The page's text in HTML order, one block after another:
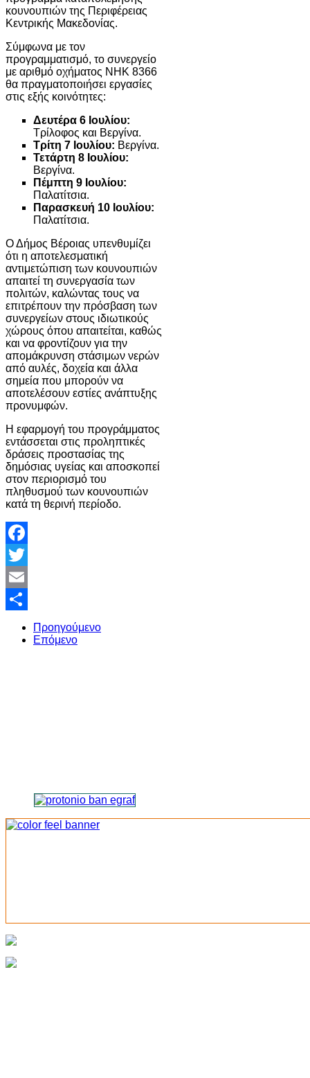
κουνουπιών της Περιφέρειας
Κεντρικής Μακεδονίας.
Σύμφωνα με τον
προγραμματισμό, το συνεργείο
με αριθμό οχήματος ΝΗΚ 8366
θα πραγματοποιήσει εργασίες
στις εξής κοινότητες:
Δευτέρα 6 Ιουλίου:
Τρίλοφος και Βεργίνα.
Τρίτη 7 Ιουλίου: Βεργίνα.
Τετάρτη 8 Ιουλίου:
Βεργίνα.
Πέμπτη 9 Ιουλίου:
Παλατίτσια.
Παρασκευή 10 Ιουλίου:
Παλατίτσια.
Ο Δήμος Βέροιας υπενθυμίζει
ότι η αποτελεσματική
αντιμετώπιση των κουνουπιών
απαιτεί τη συνεργασία των
πολιτών, καλώντας τους να
επιτρέπουν την πρόσβαση των
συνεργείων στους ιδιωτικούς
χώρους όπου απαιτείται, καθώς
και να φροντίζουν για την
απομάκρυνση στάσιμων νερών
από αυλές, δοχεία και άλλα
σημεία που μπορούν να
αποτελέσουν εστίες ανάπτυξης
προνυμφών.
Η εφαρμογή του προγράμματος
εντάσσεται στις προληπτικές
δράσεις προστασίας της
δημόσιας υγείας και αποσκοπεί
στον περιορισμό του
πληθυσμού των κουνουπιών
κατά τη θερινή περίοδο.
Facebook
Twitter
Email
Share
Προηγούμενο
Επόμενο